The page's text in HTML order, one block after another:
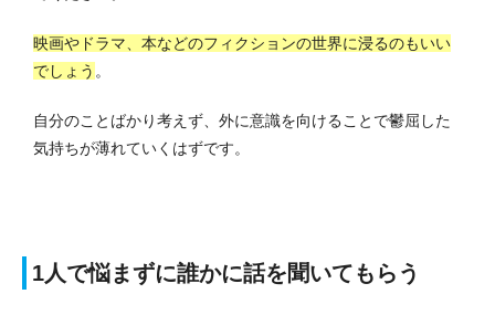
映画やドラマ、本などのフィクションの世界に浸るのもいい
でしょう 。
自分のことばかり考えず、外に意識を向けることで鬱屈した
気持ちが薄れていくはずです。
1人で悩まずに誰かに話を聞いてもらう